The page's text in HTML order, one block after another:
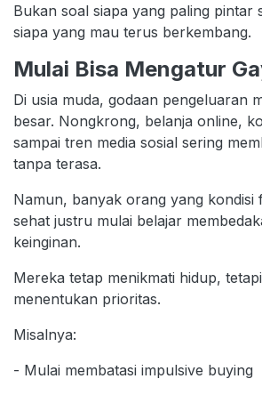
Bukan soal siapa yang paling pintar
siapa yang mau terus berkembang.
Mulai Bisa Mengatur
Di usia muda, godaan pengeluaran
besar. Nongkrong, belanja online,
sampai tren media sosial sering
tanpa terasa.
Namun, banyak orang yang kondisi
sehat justru mulai belajar
keinginan.
Mereka tetap menikmati hidup,
menentukan prioritas.
Misalnya:
- Mulai membatasi impulsive buying